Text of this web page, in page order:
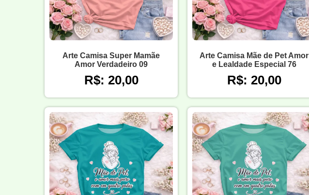
Arte Camisa Super Mamãe
Amor Verdadeiro 09
R$: 20,00
Arte Camisa Mãe de Pet Amor
e Lealdade Especial 76
R$: 20,00